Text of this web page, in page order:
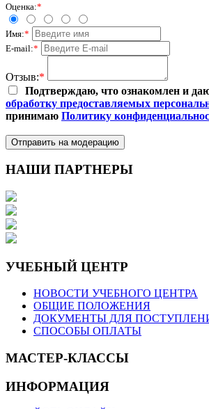
Оценка:*
Имя:*
E-mail:*
Отзыв:*
Подтверждаю, что ознакомлен и
обработку предоставляемых
принимаю Политику
Отправить на модерацию
НАШИ ПАРТНЕРЫ
УЧЕБНЫЙ ЦЕНТР
НОВОСТИ УЧЕБНОГО ЦЕНТРА
ОБЩИЕ ПОЛОЖЕНИЯ
ДОКУМЕНТЫ ДЛЯ
СПОСОБЫ ОПЛАТЫ
МАСТЕР-КЛАССЫ
ИНФОРМАЦИЯ